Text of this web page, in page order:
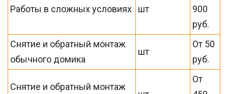
Работы в сложных условиях шт
900
руб.
Снятие и обратный монтаж
обычного домика
шт
От 50
руб.
Снятие и обратный монтаж
От